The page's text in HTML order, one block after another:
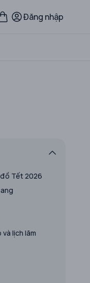
Đăng nhập
đồ Tết 2026
lịch lãm